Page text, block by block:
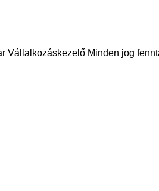
Vállalkozáskezelő Minden jog